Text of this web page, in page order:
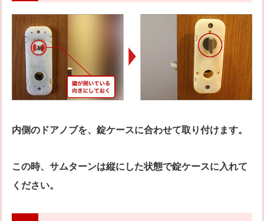
内側のドアノブを、錠ケースに合わせて取り付けます。
この時、サムターンは縦にした状態で錠ケースに入れて
ください。